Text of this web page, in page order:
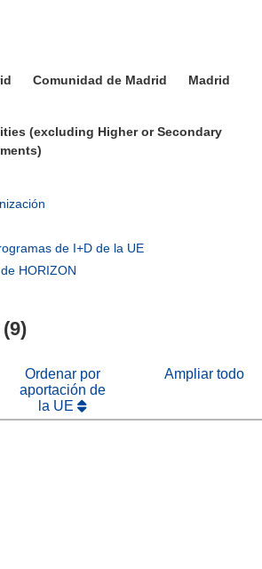
Comunidad de Madrid Madrid
(excluding Higher or Secondary
nueva
de I+D de la UE
HORIZON
Ordenar por
aportación de
la UE
Ampliar todo